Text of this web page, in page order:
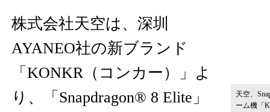
天空、
ーム機「
株式会社天空は、深圳
AYANEO社の新ブランド
「KONKR（コンカー）」よ
り、「Snapdragon® 8 Elite」